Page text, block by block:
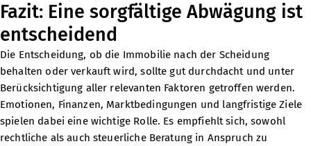
Fazit: Eine sorgfältige Abwägung ist
entscheidend
Die Entscheidung, ob die Immobilie nach der Scheidung
behalten oder verkauft wird, sollte gut durchdacht und unter
Berücksichtigung aller relevanten Faktoren getroffen werden.
Emotionen, Finanzen, Marktbedingungen und langfristige Ziele
spielen dabei eine wichtige Rolle. Es empfiehlt sich, sowohl
rechtliche als auch steuerliche Beratung in Anspruch zu